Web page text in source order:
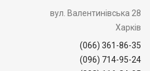
вул. Валентинівська 28
Харків
(066) 361-86-35
(096) 714-95-24